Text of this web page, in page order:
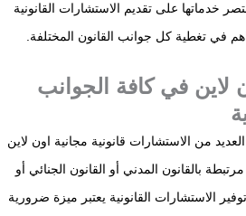
خدماتها على تقديم الاستشارات القانونية
في تغطية كل جوانب القانون المختلفة.
لاين في كافة الجوانب
من الاستشارات قانونية مجانية اون لاين
بالقانون المدني أو القانون الجنائي أو
الاستشارات القانونية يعتبر ميزة ضرورية